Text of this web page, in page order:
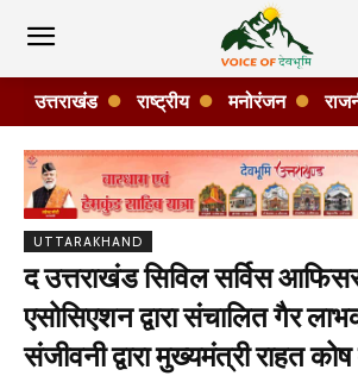
उत्तराखंड राष्ट्रीय मनोरंजन
UTTARAKHAND
द उत्तराखंड सिविल सर्विस
एसोसिएशन द्वारा संचालित गैर
संजीवनी द्वारा मुख्यमंत्री राहत